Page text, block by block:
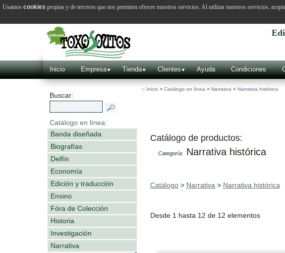
Inicio Empresa Tienda Clientes Ayuda Condiciones
Buscar:
Catálogo en línea:
Banda diseñada
Biografías
Delfín
Economía
Edición y traducción
Ensino
Fóra de Colección
Historia
Investigación
Narrativa
:: Inicio > Catálogo en línea > Narrativa > Narrativa histórica
Catálogo de productos:
Categoría: Narrativa histórica
Catálogo > Narrativa > Narrativa histórica
Desde 1 hasta 12 de 12 elementos
Usamos cookies propias y de terceros que nos permiten ofrecer nuestros servicios. Al utilizar nuestros servicios,